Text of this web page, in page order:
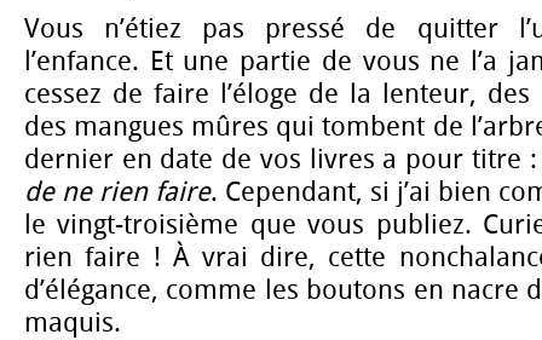
Vous n’étiez pas pressé de quitter
l’enfance. Et une partie de vous ne l’a
cessez de faire l’éloge de la lenteur,
des mangues mûres qui tombent de
dernier en date de vos livres a pour titre
de ne rien faire. Cependant, si j’ai bien
le vingt-troisième que vous publiez.
rien faire ! À vrai dire, cette
d’élégance, comme les boutons en nacre
maquis.